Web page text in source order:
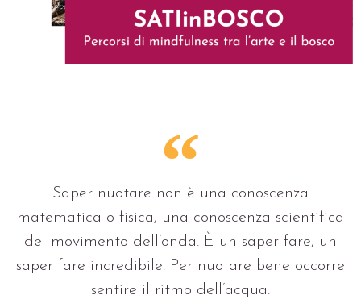
Saper nuotare non è una conoscenza
matematica o fisica, una conoscenza scientifica
del movimento dell’onda. È un saper fare, un
saper fare incredibile. Per nuotare bene occorre
sentire il ritmo dell’acqua.